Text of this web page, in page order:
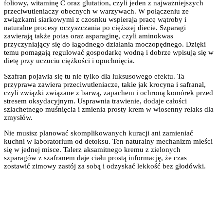
foliowy, witaminę C oraz glutation, czyli jeden z najważniejszych
przeciwutleniaczy obecnych w warzywach. W połączeniu ze
związkami siarkowymi z czosnku wspierają pracę wątroby i
naturalne procesy oczyszczania po cięższej diecie. Szparagi
zawierają także potas oraz asparaginę, czyli aminokwas
przyczyniający się do łagodnego działania moczopędnego. Dzięki
temu pomagają regulować gospodarkę wodną i dobrze wpisują się w
dietę przy uczuciu ciężkości i opuchnięcia.
Szafran pojawia się tu nie tylko dla luksusowego efektu. Ta
przyprawa zawiera przeciwutleniacze, takie jak krocyna i safranal,
czyli związki związane z barwą, zapachem i ochroną komórek przed
stresem oksydacyjnym. Usprawnia trawienie, dodaje całości
szlachetnego muśnięcia i zmienia prosty krem w wiosenny relaks dla
zmysłów.
Nie musisz planować skomplikowanych kuracji ani zamieniać
kuchni w laboratorium od detoksu. Ten naturalny mechanizm mieści
się w jednej misce. Talerz aksamitnego kremu z zielonych
szparagów z szafranem daje ciału prostą informację, że czas
zostawić zimowy zastój za sobą i odzyskać lekkość bez głodówki.